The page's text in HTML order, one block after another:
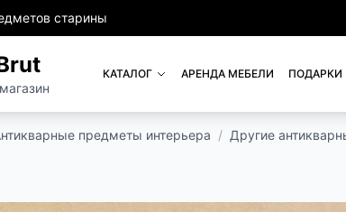
старины
КАТАЛОГ АРЕНДА МЕБЕЛИ ПОДАРКИ
предметы интерьера / Другие